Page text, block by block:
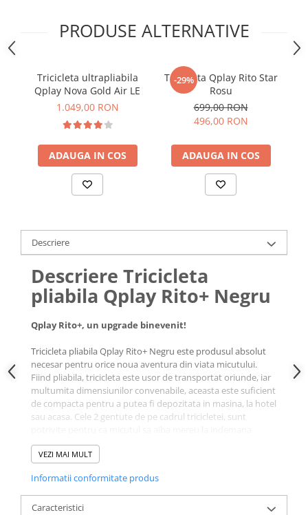
PRODUSE ALTERNATIVE
Tricicleta ultrapliabila
Qplay Nova Gold Air LE
1.049,00 RON
ADAUGA IN COS
-29%
Tricicleta Qplay Rito Star
Rosu
699,00 RON
496,00 RON
ADAUGA IN COS
Descriere
Descriere Tricicleta
pliabila Qplay Rito+ Negru
Qplay Rito+, un upgrade binevenit!
Tricicleta pliabila Qplay Rito+ Negru este produsul absolut
necesar pentru orice noua aventura din viata micutului.
Fiind pliabila, tricicleta este usor de transportat oriunde, iar
multumita dimensiunilor convenabile, aceasta este suficient
de compacta pentru a putea fi depozitata in masina, la hotel
sau acasa. Cele 2 gentute de pe cadrul tricicletei, sunt
jucaria preferata sau gustarea favorita.
Dotata cu 2 seturi de suporti de picioare, tricicleta poate fi
utilizata de la varsta de 12 luni gratie suportului de picioare
pentru bebelusi care asigura o pozitie confortabila si sigura.
VEZI MAI MULT
Informatii conformitate produs
Caracteristici